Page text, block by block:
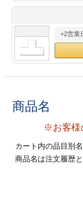
ード印刷
印刷
形マル型
印刷
名刺印刷
14
15 16
28
29 30
+2営業
商品名
※お客様
カート内の品目別
商品名は注文履歴